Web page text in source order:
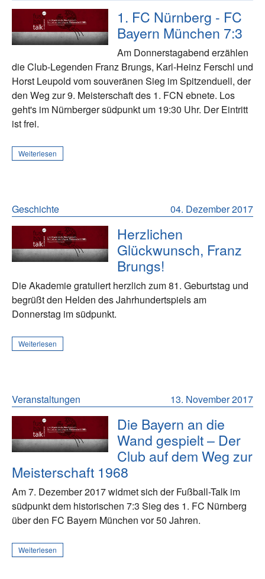
1. FC Nürnberg - FC
Bayern München 7:3
Am Donnerstagabend erzählen
die Club-Legenden Franz Brungs, Karl-Heinz Ferschl und
Horst Leupold vom souveränen Sieg im Spitzenduell, der
den Weg zur 9. Meisterschaft des 1. FCN ebnete. Los
geht's im Nürnberger südpunkt um 19:30 Uhr. Der Eintritt
ist frei.
Weiterlesen
04. Dezember 2017
Geschichte
Herzlichen
Glückwunsch, Franz
Brungs!
Die Akademie gratuliert herzlich zum 81. Geburtstag und
begrüßt den Helden des Jahrhundertspiels am
Donnerstag im südpunkt.
Weiterlesen
13. November 2017
Veranstaltungen
Die Bayern an die
Wand gespielt – Der
Club auf dem Weg zur
Meisterschaft 1968
Am 7. Dezember 2017 widmet sich der Fußball-Talk im
südpunkt dem historischen 7:3 Sieg des 1. FC Nürnberg
über den FC Bayern München vor 50 Jahren.
Weiterlesen